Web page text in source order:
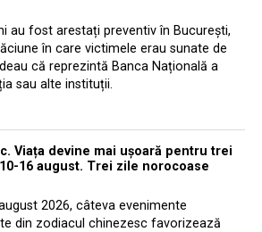
au fost arestați preventiv în București,
în care victimele erau sunate de
că reprezintă Banca Națională a
sau alte instituții.
Viața devine mai ușoară pentru trei
16 august. Trei zile norocoase
2026, câteva evenimente
din zodiacul chinezesc favorizează